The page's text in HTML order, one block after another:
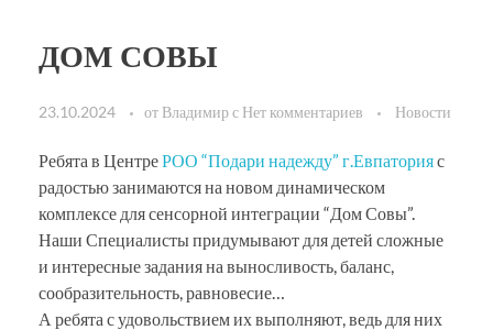
ДОМ СОВЫ
23.10.2024 от Владимирс Нет комментариев Новости
Ребята в ЦентреРОО “Подари надежду” г.Евпаторияс
радостью занимаются на новом динамическом
комплексе для сенсорной интеграции “Дом Совы”.
Наши Специалисты придумывают для детей сложные
и интересные задания на выносливость, баланс,
сообразительность, равновесие…
А ребята с удовольствием их выполняют, ведь для них